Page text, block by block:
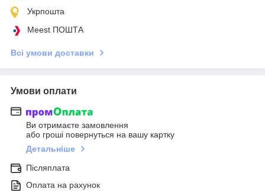
Укрпошта
Meest ПОШТА
Всі умови доставки
Умови оплати
Ви отримаєте замовлення
або гроші повернуться на вашу картку
Детальніше
Післяплата
Оплата на рахунок